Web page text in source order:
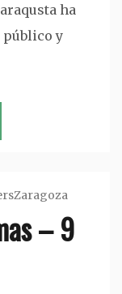
ha
público y
– 9